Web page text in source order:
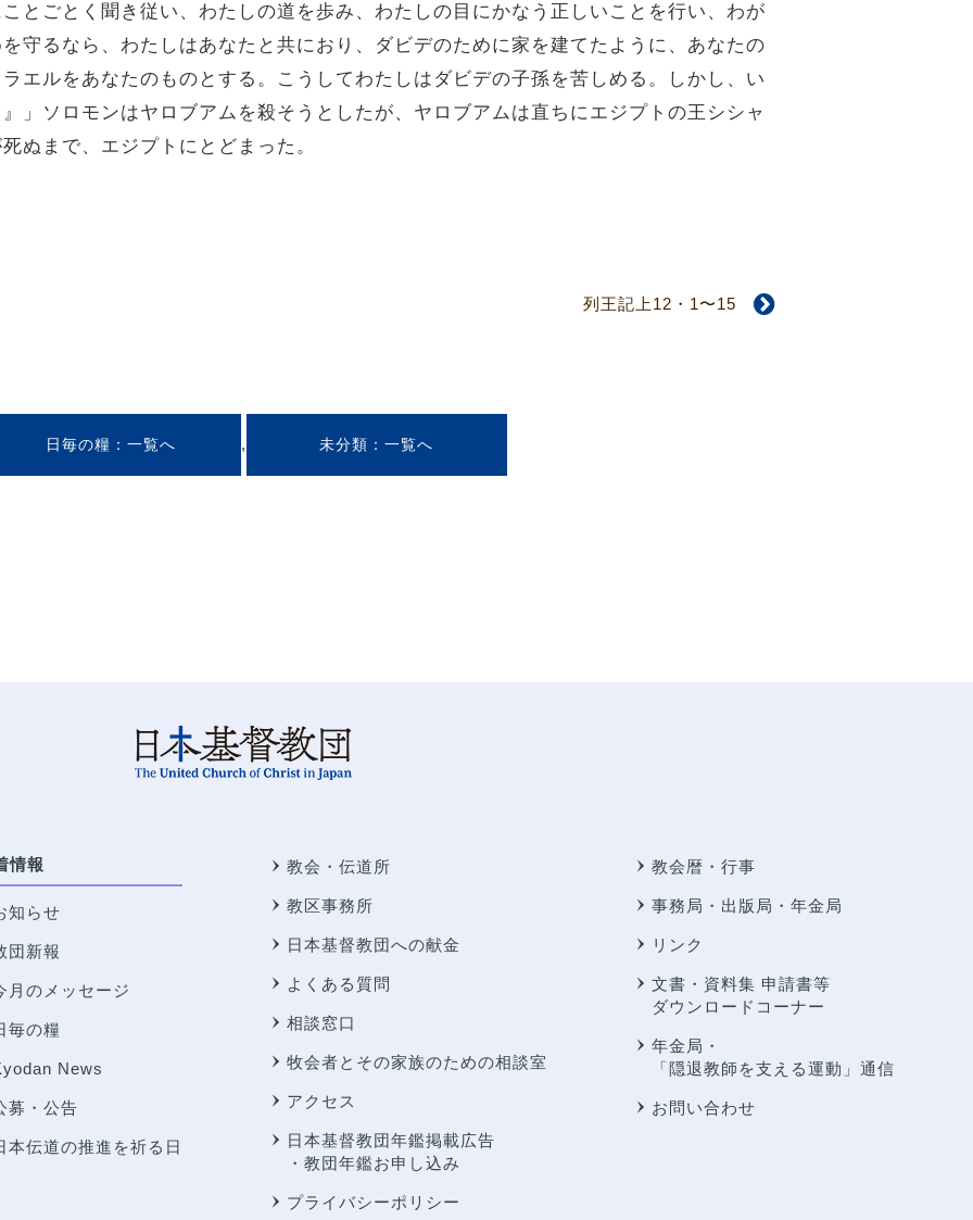
とごとく聞き従い、わたしの道を歩み、わたしの目にかなう正しいことを行い、わが
守るなら、わたしはあなたと共におり、ダビデのために家を建てたように、あなたの
エルをあなたのものとする。こうしてわたしはダビデの子孫を苦しめる。しかし、い
」ソロモンはヤロブアムを殺そうとしたが、ヤロブアムは直ちにエジプトの王シシャ
ぬまで、エジプトにとどまった。
列王記上12・1〜15
日毎の糧 , 未分類
情報
知らせ
団新報
月のメッセージ
毎の糧
News
募・公告
本伝道の推進を祈る日
教会・伝道所
教区事務所
日本基督教団への献金
よくある質問
相談窓口
牧会者とその家族のための相談室
アクセス
日本基督教団年鑑掲載広告
・教団年鑑お申し込み
プライバシーポリシー
教会暦・行事
事務局・出版局・年金局
リンク
文書・資料集 申請書等
ダウンロードコーナー
年金局・
「隠退教師を支える運動」通信
お問い合わせ